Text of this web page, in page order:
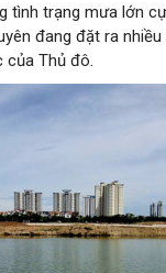
tình trạng mưa lớn
đang đặt ra
Thủ đô.